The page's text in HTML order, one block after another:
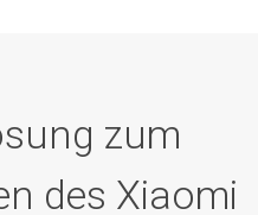
zum
des Xiaomi